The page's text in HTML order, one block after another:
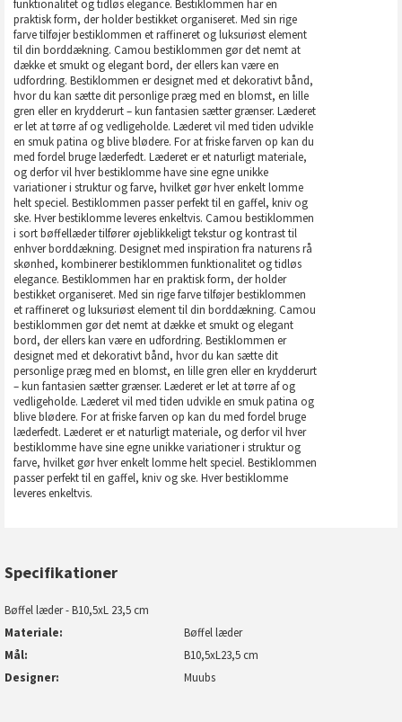
funktionalitet og tidløs elegance. Bestiklommen har en
praktisk form, der holder bestikket organiseret. Med sin rige
farve tilføjer bestiklommen et raffineret og luksuriøst element
til din borddækning. Camou bestiklommen gør det nemt at
dække et smukt og elegant bord, der ellers kan være en
udfordring. Bestiklommen er designet med et dekorativt bånd,
hvor du kan sætte dit personlige præg med en blomst, en lille
gren eller en krydderurt – kun fantasien sætter grænser. Læderet
er let at tørre af og vedligeholde. Læderet vil med tiden udvikle
en smuk patina og blive blødere. For at friske farven op kan du
med fordel bruge læderfedt. Læderet er et naturligt materiale,
og derfor vil hver bestiklomme have sine egne unikke
variationer i struktur og farve, hvilket gør hver enkelt lomme
helt speciel. Bestiklommen passer perfekt til en gaffel, kniv og
ske. Hver bestiklomme leveres enkeltvis. Camou bestiklommen
i sort bøffellæder tilfører øjeblikkeligt tekstur og kontrast til
enhver borddækning. Designet med inspiration fra naturens rå
skønhed, kombinerer bestiklommen funktionalitet og tidløs
elegance. Bestiklommen har en praktisk form, der holder
bestikket organiseret. Med sin rige farve tilføjer bestiklommen
et raffineret og luksuriøst element til din borddækning. Camou
bestiklommen gør det nemt at dække et smukt og elegant
bord, der ellers kan være en udfordring. Bestiklommen er
designet med et dekorativt bånd, hvor du kan sætte dit
personlige præg med en blomst, en lille gren eller en krydderurt
– kun fantasien sætter grænser. Læderet er let at tørre af og
vedligeholde. Læderet vil med tiden udvikle en smuk patina og
blive blødere. For at friske farven op kan du med fordel bruge
læderfedt. Læderet er et naturligt materiale, og derfor vil hver
bestiklomme have sine egne unikke variationer i struktur og
farve, hvilket gør hver enkelt lomme helt speciel. Bestiklommen
passer perfekt til en gaffel, kniv og ske. Hver bestiklomme
leveres enkeltvis.
Specifikationer
Bøffel læder - B10,5xL 23,5 cm
Materiale
Bøffel læder
Mål
B10,5xL23,5 cm
Designer
Muubs